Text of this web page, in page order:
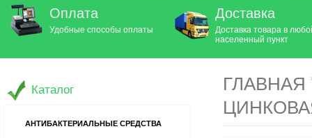
Оплата
Удобные способы оплаты
Доставка
Доставка товара в
населенный пункт
ГЛАВНАЯ
Каталог
АНТИБАКТЕРИАЛЬНЫЕ СРЕДСТВА